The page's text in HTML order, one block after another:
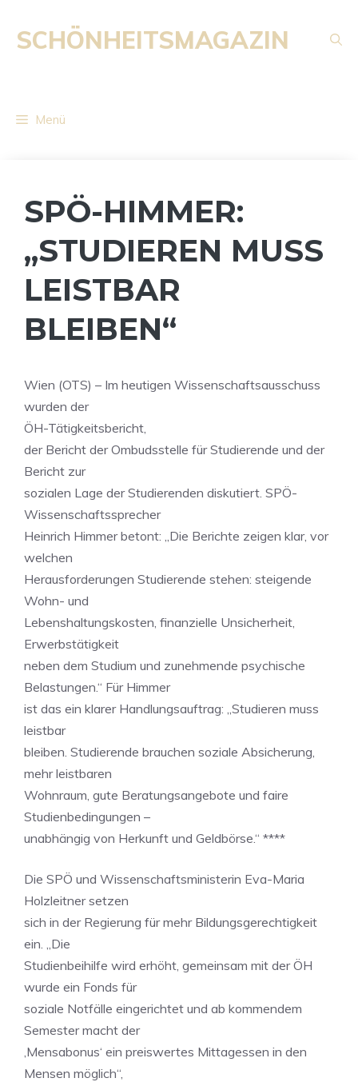
Inhalt
springen
SCHÖNHEITSMAGAZIN
Menü
SPÖ-HIMMER:
„STUDIEREN MUSS
LEISTBAR
BLEIBEN“
Wien (OTS) – Im heutigen Wissenschaftsausschuss
wurden der
ÖH-Tätigkeitsbericht,
der Bericht der Ombudsstelle für Studierende und der
Bericht zur
sozialen Lage der Studierenden diskutiert. SPÖ-
Wissenschaftssprecher
Heinrich Himmer betont: „Die Berichte zeigen klar, vor
welchen
Herausforderungen Studierende stehen: steigende
Wohn- und
Lebenshaltungskosten, finanzielle Unsicherheit,
Erwerbstätigkeit
neben dem Studium und zunehmende psychische
Belastungen.“ Für Himmer
ist das ein klarer Handlungsauftrag: „Studieren muss
leistbar
bleiben. Studierende brauchen soziale Absicherung,
mehr leistbaren
Wohnraum, gute Beratungsangebote und faire
Studienbedingungen –
unabhängig von Herkunft und Geldbörse.“ ****
Die SPÖ und Wissenschaftsministerin Eva-Maria
Holzleitner setzen
sich in der Regierung für mehr Bildungsgerechtigkeit
ein. „Die
Studienbeihilfe wird erhöht, gemeinsam mit der ÖH
wurde ein Fonds für
soziale Notfälle eingerichtet und ab kommendem
Semester macht der
‚Mensabonus‘ ein preiswertes Mittagessen in den
Mensen möglich“,